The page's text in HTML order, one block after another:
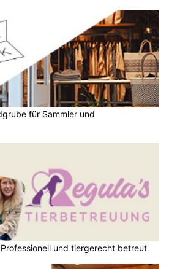
für Sammler und
und tiergerecht betreut